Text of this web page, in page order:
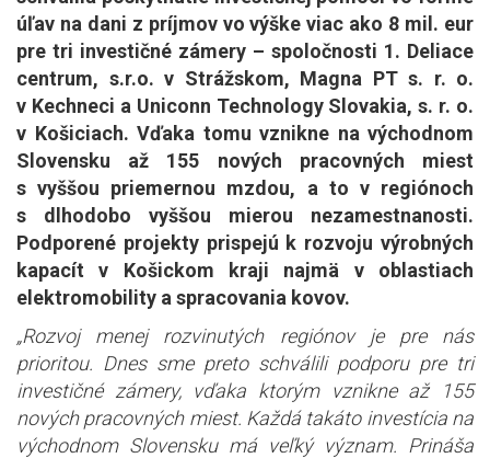
úľav na dani z príjmov vo výške viac ako 8 mil. eur
pre tri investičné zámery – spoločnosti 1. Deliace
centrum, s.r.o. v Strážskom, Magna PT s. r. o.
v Kechneci a Uniconn Technology Slovakia, s. r. o.
v Košiciach. Vďaka tomu vznikne na východnom
Slovensku až 155 nových pracovných miest
s vyššou priemernou mzdou, a to v regiónoch
s dlhodobo vyššou mierou nezamestnanosti.
Podporené projekty prispejú k rozvoju výrobných
kapacít v Košickom kraji najmä v oblastiach
elektromobility a spracovania kovov.
„Rozvoj menej rozvinutých regiónov je pre nás
prioritou. Dnes sme preto schválili podporu pre tri
investičné zámery, vďaka ktorým vznikne až 155
nových pracovných miest. Každá takáto investícia na
východnom Slovensku má veľký význam. Prináša